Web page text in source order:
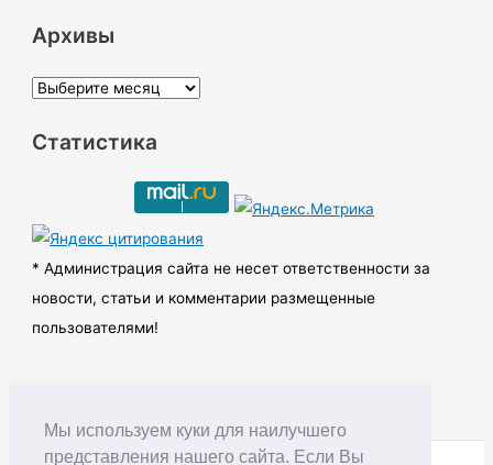
Мы используем куки для наилучшего
представления нашего сайта. Если Вы
Архивы
А
х
ы
Статистика
* Администрация сайта не несет ответственности за
новости, статьи и комментарии размещенные
пользователями!